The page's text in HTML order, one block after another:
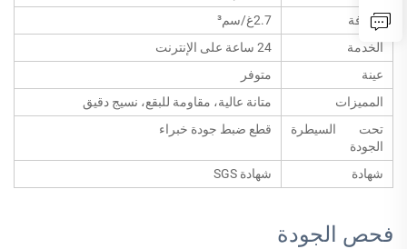
الكثافة
2.7غ/سم³
الخدمة
24 ساعة على الإنترنت
عينة
متوفر
المميزات
متانة عالية، مقاومة للبقع، نسيج دقيق
تحت السيطرة
الجودة
قطع ضبط جودة خبراء
شهادة شهادة SGS
فحص الجودة